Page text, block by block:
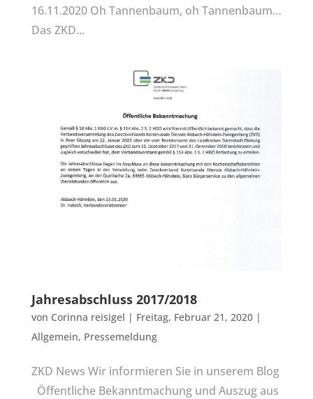
16.11.2020 Oh Tannenbaum, oh Tannenbaum…
Das ZKD...
Jahresabschluss 2017/2018
von Corinna reisigel | Freitag, Februar 21, 2020|
Allgemein, Pressemeldung
ZKD News Wir informieren Sie in unserem Blog
Öffentliche Bekanntmachung und Auszug aus